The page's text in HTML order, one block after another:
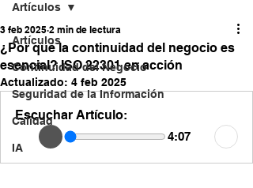
Artículos
Continuidad del Negocio
Seguridad de la Información
Calidad
IA
Artículos
¿Por qué la continuidad del negocio es
esencial? ISO 22301 en acción
3 feb 2025 2 min de lectura
Actualizado: 4 feb 2025
Escuchar Artículo:
4:07